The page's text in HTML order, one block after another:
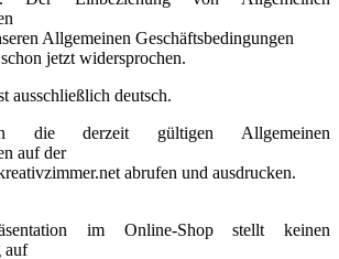
Allgemeinen Geschäftsbedingungen
jetzt widersprochen.
ausschließlich deutsch.
die derzeit gültigen Allgemeinen
auf der
abrufen und ausdrucken.
im Online-Shop stellt keinen
auf